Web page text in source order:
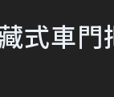
式車門